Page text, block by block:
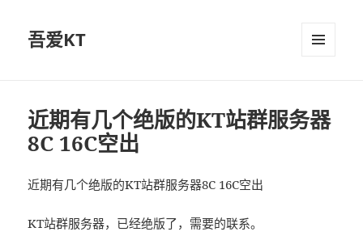
吾爱KT
近期有几个绝版的KT站群服务器
8C 16C空出
近期有几个绝版的KT站群服务器8C 16C空出
KT站群服务器，已经绝版了，需要的联系。